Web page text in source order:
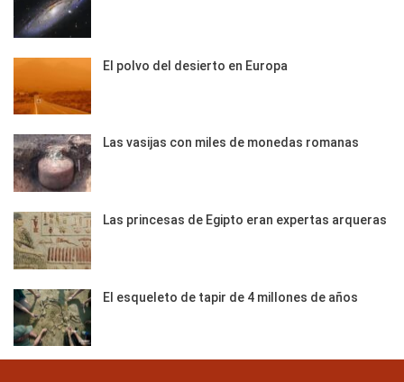
El polvo del desierto en Europa
Las vasijas con miles de monedas romanas
Las princesas de Egipto eran expertas arqueras
El esqueleto de tapir de 4 millones de años